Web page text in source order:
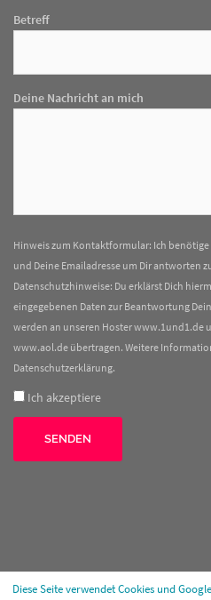
Betreff
Deine Nachricht an mich
Hinweis zum Kontaktformular: Ich
und Deine Emailadresse um Dir antworten
Datenschutzhinweise: Du erklärst Dich
eingegebenen Daten zur Beantwortung
werden an unseren Hoster www.1und1.de
www.aol.de übertragen. Weitere
Datenschutzerklärung.
Ich akzeptiere
Diese Seite verwendet Cookies und